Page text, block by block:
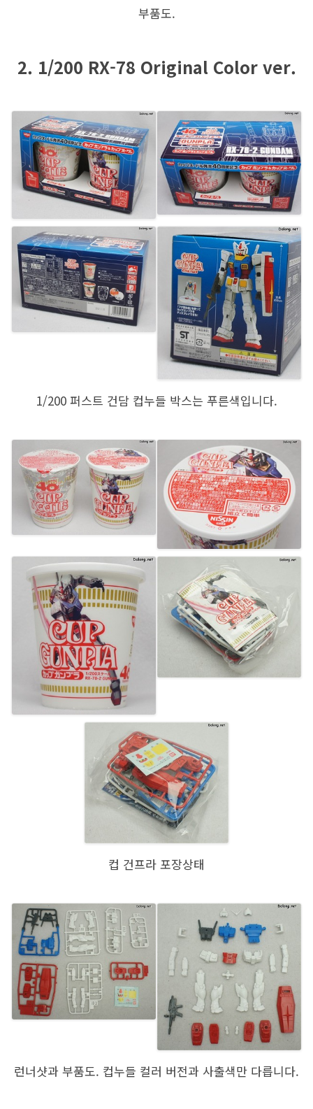
부품도.
2. 1/200 RX-78 Original Color ver.
1/200 퍼스트 건담 컵누들 박스는 푸른색입니다.
컵 건프라 포장상태
런너샷과 부품도. 컵누들 컬러 버전과 사출색만 다릅니다.